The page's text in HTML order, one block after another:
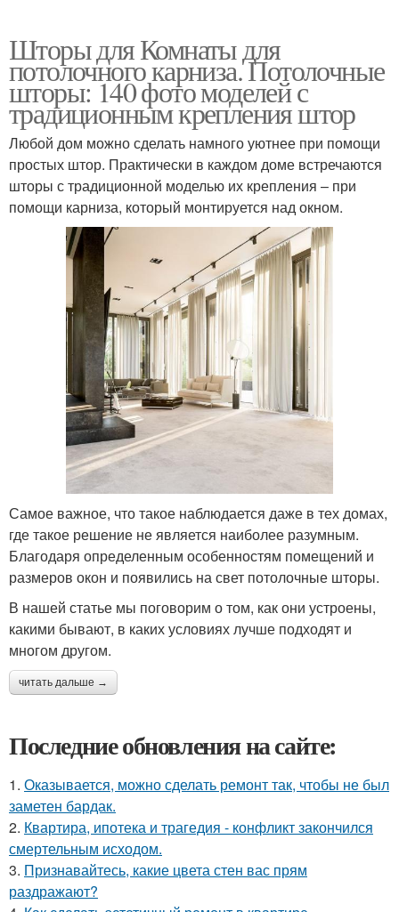
Шторы для Комнаты для
потолочного карниза. Потолочные
шторы: 140 фото моделей с
традиционным крепления штор
Любой дом можно сделать намного уютнее при помощи
простых штор. Практически в каждом доме встречаются
шторы с традиционной моделью их крепления – при
помощи карниза, который монтируется над окном.
Самое важное, что такое наблюдается даже в тех домах,
где такое решение не является наиболее разумным.
Благодаря определенным особенностям помещений и
размеров окон и появились на свет потолочные шторы.
В нашей статье мы поговорим о том, как они устроены,
какими бывают, в каких условиях лучше подходят и
многом другом.
читать дальше →
Последние обновления на сайте:
1. Оказывается, можно сделать ремонт так, чтобы не был
заметен бардак.
2. Квартира, ипотека и трагедия - конфликт закончился
смертельным исходом.
3. Признавайтесь, какие цвета стен вас прям
раздражают?